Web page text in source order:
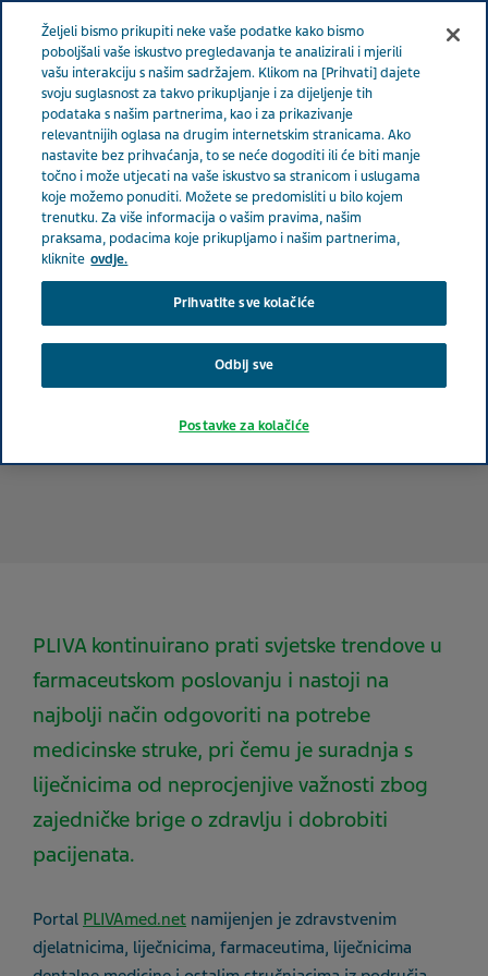
Bosna i Hercegovina Zajednica PLIVAmed.net
PLIVAmed.net
PLIVA kontinuirano prati svjetske trendove u
farmaceutskom poslovanju i nastoji na
najbolji način odgovoriti na potrebe
medicinske struke, pri čemu je suradnja s
liječnicima od neprocjenjive važnosti zbog
zajedničke brige o zdravlju i dobrobiti
pacijenata.
Portal PLIVAmed.net namijenjen je zdravstvenim
djelatnicima, liječnicima, farmaceutima, liječnicima
Željeli bismo prikupiti neke vaše podatke kako bismo
poboljšali vaše iskustvo pregledavanja te analizirali i mjerili
vašu interakciju s našim sadržajem. Klikom na [Prihvati] dajete
svoju suglasnost za takvo prikupljanje i za dijeljenje tih
podataka s našim partnerima, kao i za prikazivanje
relevantnijih oglasa na drugim internetskim stranicama. Ako
nastavite bez prihvaćanja, to se neće dogoditi ili će biti manje
točno i može utjecati na vaše iskustvo sa stranicom i uslugama
koje možemo ponuditi. Možete se predomisliti u bilo kojem
trenutku. Za više informacija o vašim pravima, našim
praksama, podacima koje prikupljamo i našim partnerima,
kliknite ovdje.
Prihvatite sve kolačiće
Odbij sve
Postavke za kolačiće